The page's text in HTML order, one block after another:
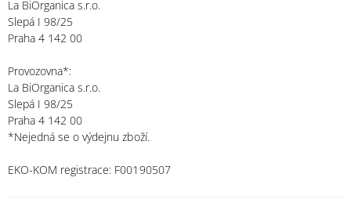
La BiOrganica s.r.o.
Slepá I 98/25
Praha 4 142 00
Provozovna*:
La BiOrganica s.r.o.
Slepá I 98/25
Praha 4 142 00
*Nejedná se o výdejnu zboží.
EKO-KOM registrace: F00190507